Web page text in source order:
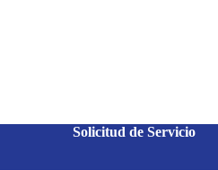
Solicitud de Servicio